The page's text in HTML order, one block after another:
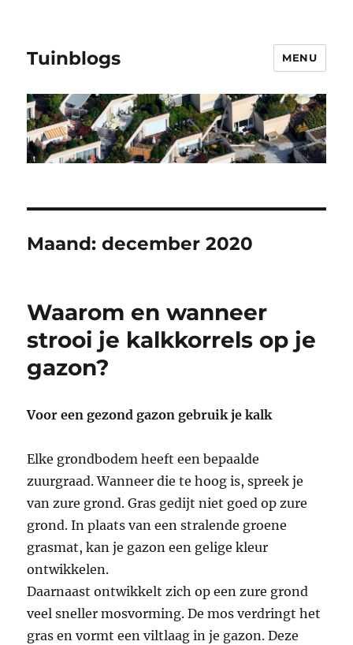
Tuinblogs MENU
Maand:december 2020
Waarom en wanneer
strooi je kalkkorrels op je
gazon?
Voor een gezond gazon gebruik je kalk
Elke grondbodem heeft een bepaalde
zuurgraad. Wanneer die te hoog is, spreek je
van zure grond. Gras gedijt niet goed op zure
grond. In plaats van een stralende groene
grasmat, kan je gazon een gelige kleur
ontwikkelen.
Daarnaast ontwikkelt zich op een zure grond
veel sneller mosvorming. De mos verdringt het
gras en vormt een viltlaag in je gazon. Deze